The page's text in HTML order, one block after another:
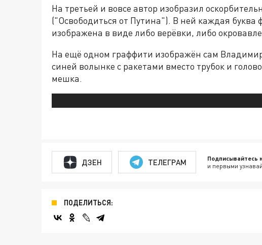
На третьей и вовсе автор изобразил
("Освободиться от Путина"). В ней каждая буква
изображена в виде либо верёвки, либо
На ещё одном граффити изображён сам
синей волынке с ракетами вместо трубок и
мешка.
ДЗЕН ТЕЛЕГРАМ Подписывайтесь
и первыми
ПОДЕЛИТЬСЯ: